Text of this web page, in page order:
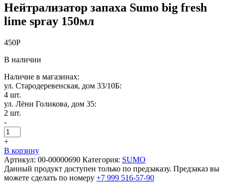
Нейтрализатор запаха Sumo big fresh
lime spray 150мл
450Р
В наличии
Наличие в магазинах:
ул. Стародеревенская, дом 33/10Б:
4 шт.
ул. Лёни Голикова, дом 35:
2 шт.
-
+
В корзину
Артикул: 00-00000690 Категория: SUMO
Данный продукт доступен только по предзаказу. Предзаказ вы
можете сделать по номеру +7 999 516-57-90